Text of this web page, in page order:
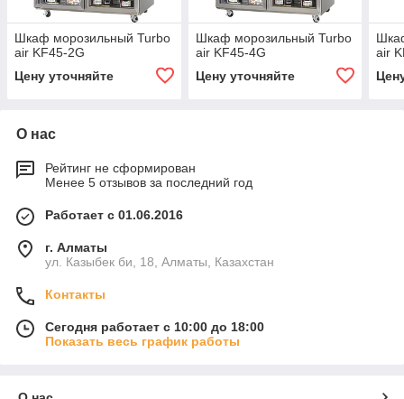
Шкаф морозильный Turbo
air KF45-2G
Цену уточняйте
Шкаф морозильный Turbo
air KF45-4G
Цену уточняйте
air
О нас
Рейтинг не сформирован
Менее 5 отзывов за последний год
Работает с 01.06.2016
г. Алматы
ул. Казыбек би, 18, Алматы, Казахстан
Контакты
Сегодня работает с 10:00 до 18:00
Показать весь график работы